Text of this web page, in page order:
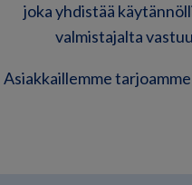
joka yhdistää
valmistajalta
Asiakkaillemme